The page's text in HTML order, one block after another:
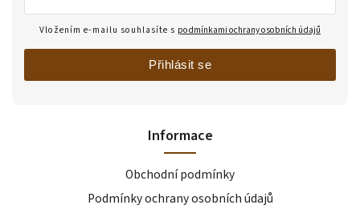
Informace
Obchodní podmínky
Podmínky ochrany osobních údajů
Vložením e-mailu souhlasíte s podmínkami ochrany osobních údajů
Přihlásit se